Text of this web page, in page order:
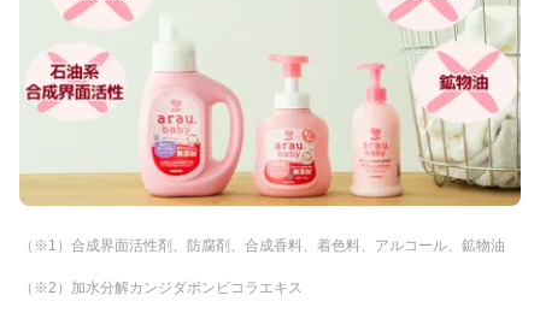
（※1）合成界面活性剤、防腐剤、合成香料、着色料、アルコール、鉱物油
（※2）加水分解カンジダボンビコラエキス